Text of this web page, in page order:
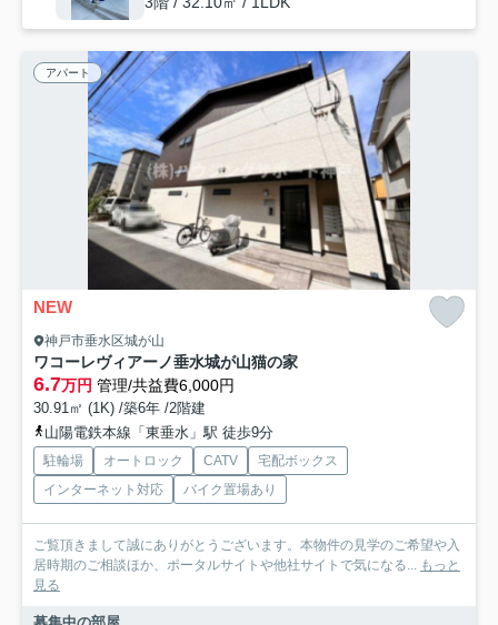
アパート
NEW
神戸市垂水区城が山
ワコーレヴィアーノ垂水城が山猫の家
6.7万円 管理/共益費6,000円
30.91㎡ (1K) /築6年 /2階建
山陽電鉄本線「東垂水」駅 徒歩9分
駐輪場 オートロック CATV
宅配ボックス
インターネット対応
バイク置場あり
ご覧頂きまして誠にありがとうございます。本物件の見学のご希望や入
居時期のご相談ほか、ポータルサイトや他社サイトで気になる... もっと
見る